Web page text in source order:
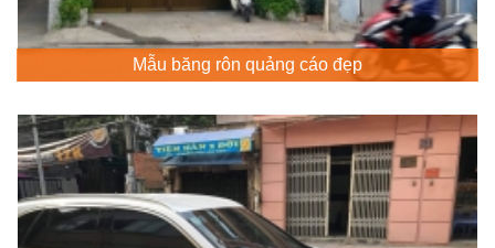
Mẫu băng rôn quảng cáo đẹp